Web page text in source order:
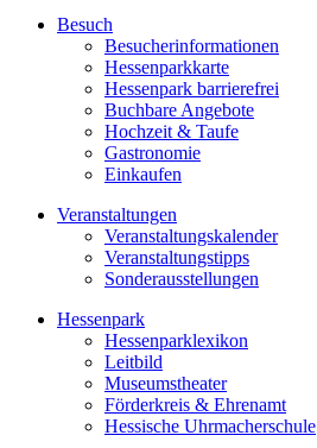
Besuch
Besucherinformationen
Hessenparkkarte
Hessenpark barrierefrei
Buchbare Angebote
Hochzeit & Taufe
Gastronomie
Einkaufen
Veranstaltungen
Veranstaltungskalender
Veranstaltungstipps
Sonderausstellungen
Hessenpark
Hessenparklexikon
Leitbild
Museumstheater
Förderkreis & Ehrenamt
Hessische Uhrmacherschule